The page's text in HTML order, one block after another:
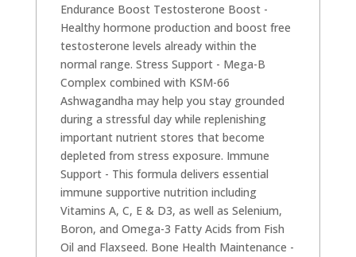
Endurance Boost Testosterone Boost -
Healthy hormone production and boost free
testosterone levels already within the
normal range. Stress Support - Mega-B
Complex combined with KSM-66
Ashwagandha may help you stay grounded
during a stressful day while replenishing
important nutrient stores that become
depleted from stress exposure. Immune
Support - This formula delivers essential
immune supportive nutrition including
Vitamins A, C, E & D3, as well as Selenium,
Boron, and Omega-3 Fatty Acids from Fish
Oil and Flaxseed. Bone Health Maintenance -